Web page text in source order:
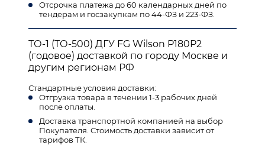
Отсрочка платежа до 60 календарных дней по
тендерам и госзакупкам по 44-ФЗ и 223-ФЗ.
ТО-1 (ТО-500) ДГУ FG Wilson P180P2
(годовое) доставкой по городу Москве и
другим регионам РФ
Стандартные условия доставки:
Отгрузка товара в течении 1-3 рабочих дней
после оплаты.
Доставка транспортной компанией на выбор
Покупателя. Стоимость доставки зависит от
тарифов ТК.